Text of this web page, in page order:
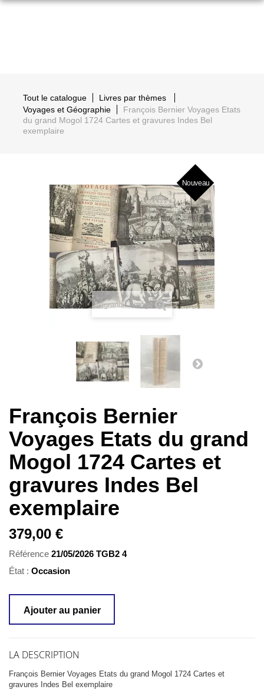
Tout le catalogue
Livres par thèmes
Voyages et Géographie
François Bernier Voyages Etats
du grand Mogol 1724 Cartes et gravures Indes Bel
exemplaire
Nouveau
Agrandir l'image
François Bernier
Voyages Etats du grand
Mogol 1724 Cartes et
gravures Indes Bel
exemplaire
379,00 €
Référence 21/05/2026 TGB2 4
État : Occasion
Ajouter au panier
LA DESCRIPTION
François Bernier Voyages Etats du grand Mogol 1724 Cartes et
gravures Indes Bel exemplaire